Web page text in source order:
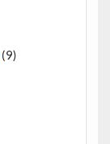
(9)